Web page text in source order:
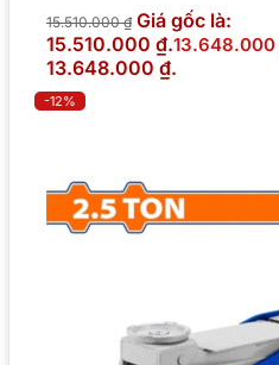
15.510.000₫ Giá gốc là:
15.510.000 ₫.13.648.000
13.648.000 ₫.
-12%